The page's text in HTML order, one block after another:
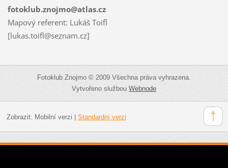
fotoklub.znojmo@atlas.cz
Mapový referent: Lukáš Toifl
[lukas.toifl@seznam.cz]
Fotoklub Znojmo © 2009 Všechna práva vyhrazena.
Vytvořeno službouWebnode
Zobrazit: Mobilní verzi | Standardní verzi